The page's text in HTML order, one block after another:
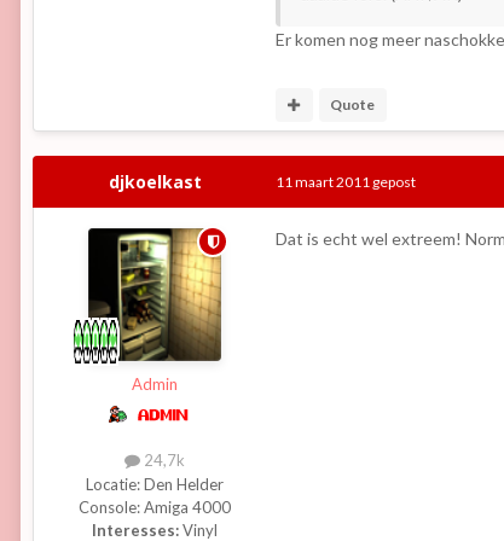
Er komen nog meer
Quote
djkoelkast
Admin
24,7k
Locatie:Den Helder
Console:Amiga 4000
Interesses:Vinyl
11 maart 2011 gepost
Dat is echt wel extreem!